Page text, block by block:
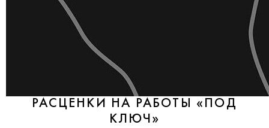
РАСЦЕНКИ НА РАБОТЫ «ПОД
КЛЮЧ»